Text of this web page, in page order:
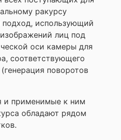
ракурсу
подход, использующий
лиц под
оси камеры для
соответствующего
поворотов
и применимые к ним
обладают рядом